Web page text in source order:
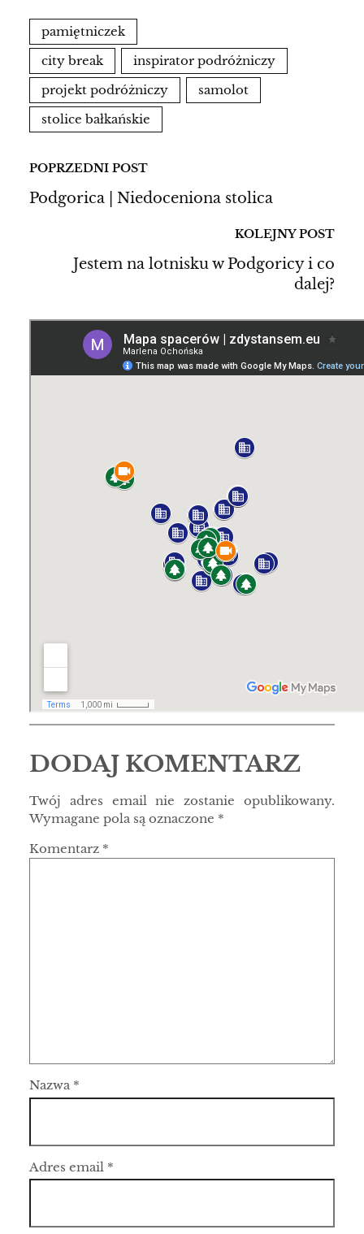
pamiętniczek
city break
inspirator podróżniczy
projekt podróżniczy
samolot
stolice bałkańskie
POPRZEDNI POST
Podgorica | Niedoceniona stolica
KOLEJNY POST
Jestem na lotnisku w Podgoricy i co
dalej?
DODAJ KOMENTARZ
Twój adres email nie zostanie opublikowany.
Wymagane pola są oznaczone *
Komentarz *
Nazwa *
Adres email *